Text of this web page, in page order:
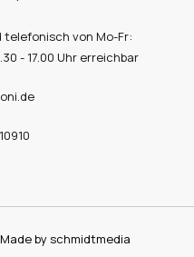
telefonisch von Mo-Fr:
- 17.00 Uhr erreichbar
by schmidtmedia